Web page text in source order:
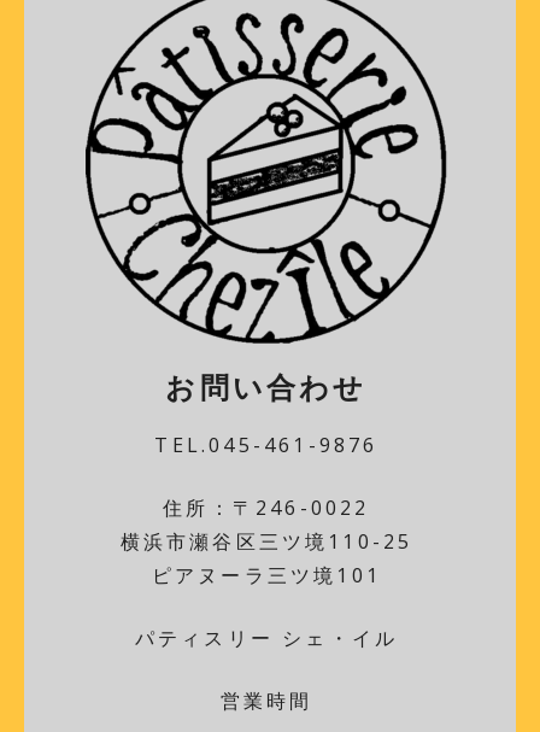
お問い合わせ
TEL.045-461-9876
住所：〒246-0022
横浜市瀬谷区三ツ境110-25
ピアヌーラ三ツ境101
パティスリー シェ・イル
営業時間